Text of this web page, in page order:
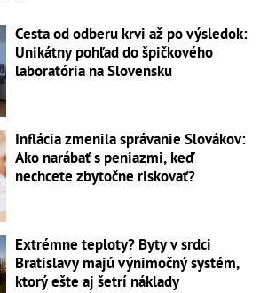
Cesta od odberu krvi až po výsledok:
Unikátny pohľad do špičkového
laboratória na Slovensku
Inflácia zmenila správanie Slovákov:
Ako narábať s peniazmi, keď
nechcete zbytočne riskovať?
Extrémne teploty? Byty v srdci
Bratislavy majú výnimočný systém,
ktorý ešte aj šetrí náklady